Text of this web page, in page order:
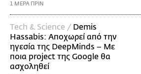
1 ΜΕΡΑ ΠΡΙΝ
Τech & Science / Demis
Hassabis: Αποχωρεί από την
ηγεσία της DeepMinds – Με
ποια project της Google θα
ασχοληθεί